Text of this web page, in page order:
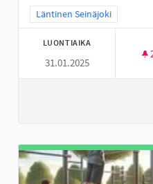
Rajaa tulokset teeman
Läntinen Seinäjoki
LUONTIAIKA
31.01.2025